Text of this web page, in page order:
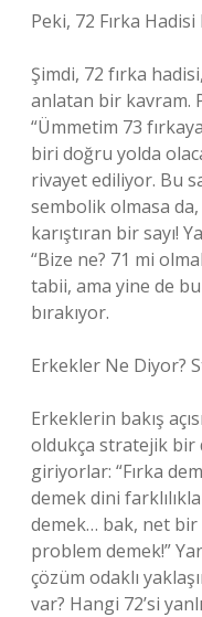
Peki, 72 Fırka Hadisi
Şimdi, 72 fırka
anlatan bir kavram.
“Ümmetim 73
biri doğru yolda
rivayet ediliyor. Bu
sembolik olmasa da,
karıştıran bir sayı!
“Bize ne? 71 mi
tabii, ama yine de
bırakıyor.
Erkekler Ne Diyor?
Erkeklerin bakış
oldukça stratejik bir
giriyorlar: “Fırka
demek dini
demek… bak, net
problem demek!”
çözüm odaklı
var? Hangi 72’si